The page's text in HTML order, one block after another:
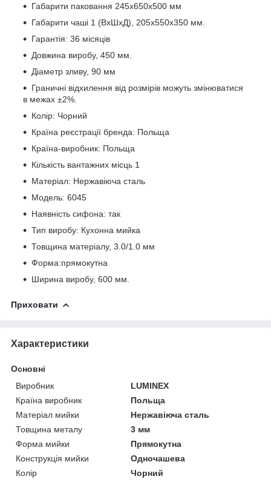
Габарити паковання 245х650х500 мм
Габарити чаші 1 (ВхШхД), 205х550х350 мм.
Гарантія: 36 місяців
Довжина виробу, 450 мм.
Діаметр зливу, 90 мм
Граничні відхилення від розмірів можуть змінюватися
в межах ±2%.
Колір: Чорний
Країна реєстрації бренда: Польща
Країна-виробник: Польща
Кількість вантажних місць 1
Матеріал: Нержавіюча сталь
Модель: 6045
Наявність сифона: так
Тип виробу: Кухонна мийка
Товщина матеріалу, 3.0/1.0 мм
Форма:прямокутна
Ширина виробу, 600 мм.
Приховати
Характеристики
Основні
Виробник
LUMINEX
Країна виробник
Польща
Матеріал мийки
Нержавіюча сталь
Товщина металу
3 мм
Форма мийки
Прямокутна
Конструкція мийки
Одночашева
Колір
Чорний